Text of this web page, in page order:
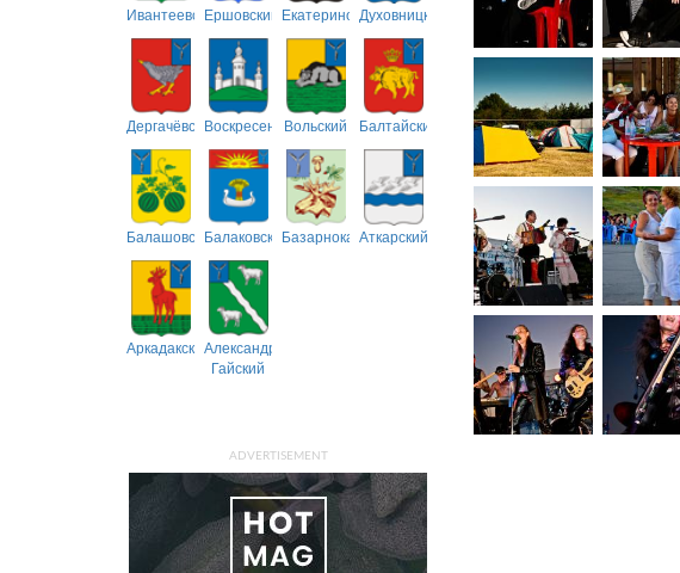
ИвантеевскийЕршовский ЕкатериновскийДуховницкий
ДергачёвскийВоскресенскийВольский Балтайский
БалашовскийБалаковскийБазарнокарабулакский
Аткарский
АркадакскийАлександрово-
Гайский
ADVERTISEMENT